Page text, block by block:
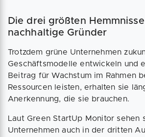
Die drei größten
nachhaltige Gründer
Trotzdem grüne Unternehmen
Geschäftsmodelle entwickeln und
Beitrag für Wachstum im Rahmen
Ressourcen leisten, erhalten sie
Anerkennung, die sie brauchen.
Laut Green StartUp Monitor sehen
Unternehmen auch in der dritten